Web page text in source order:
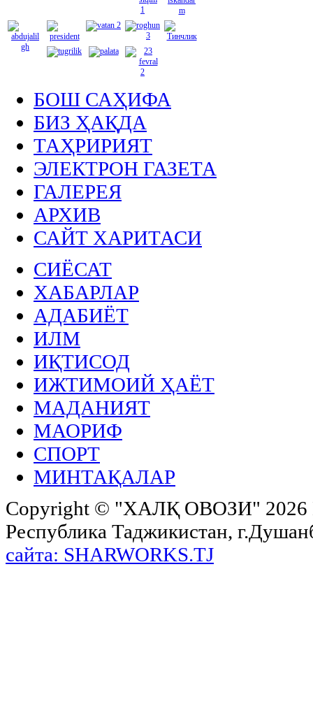
БОШ САҲИФА
БИЗ ҲАҚДА
ТАҲРИРИЯТ
ЭЛЕКТРОН ГАЗЕТА
ГАЛЕРЕЯ
АРХИВ
САЙТ ХАРИТАСИ
СИЁСАТ
ХАБАРЛАР
АДАБИЁТ
ИЛМ
ИҚТИСОД
ИЖТИМОИЙ ҲАЁТ
МАДАНИЯТ
МАОРИФ
СПОРТ
МИНТАҚАЛАР
Copyright © "ХАЛҚ ОВОЗИ"
Республика Таджикистан,
сайта: SHARWORKS.TJ